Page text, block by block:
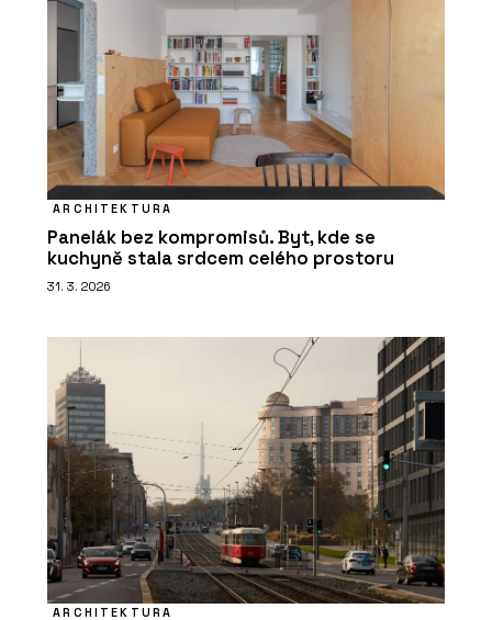
ARCHITEKTURA
Panelák bez kompromisů. Byt, kde se
kuchyně stala srdcem celého prostoru
31. 3. 2026
ARCHITEKTURA